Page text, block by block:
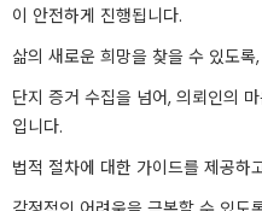
이 안전하게 진행됩니다.
삶의 새로운 희망을 찾을 수 있도
단지 증거 수집을 넘어, 의뢰인의
입니다.
법적 절차에 대한 가이드를 제공하